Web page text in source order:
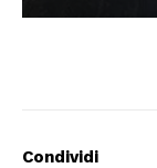
Condividi